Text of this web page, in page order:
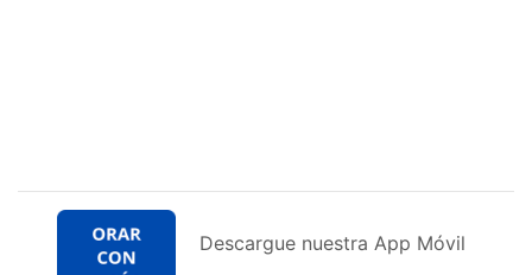
Descargue nuestra App Móvil